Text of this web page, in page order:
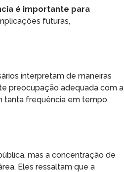
é importante para
futuras,
interpretam de maneiras
preocupação adequada com a
tanta frequência em tempo
mas a concentração de
Eles ressaltam que a